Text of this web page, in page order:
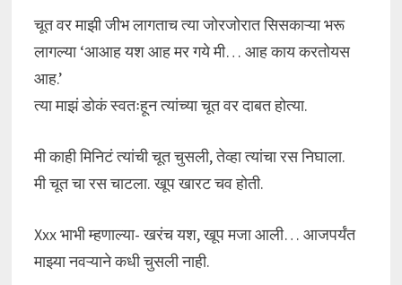
चूत वर माझी जीभ लागताच त्या जोरजोरात सिसकाऱ्या भरू
लागल्या ‘आआह यश आह मर गये मी… आह काय करतोयस
आह.’
त्या माझं डोकं स्वतःहून त्यांच्या चूत वर दाबत होत्या.
मी काही मिनिटं त्यांची चूत चुसली, तेव्हा त्यांचा रस निघाला.
मी चूत चा रस चाटला. खूप खारट चव होती.
Xxx भाभी म्हणाल्या- खरंच यश, खूप मजा आली… आजपर्यंत
माझ्या नवऱ्याने कधी चुसली नाही.